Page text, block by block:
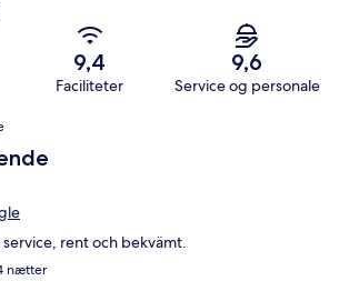
9,4
Faciliteter
9,6
Service og personale
rent och bekvämt.
nætter